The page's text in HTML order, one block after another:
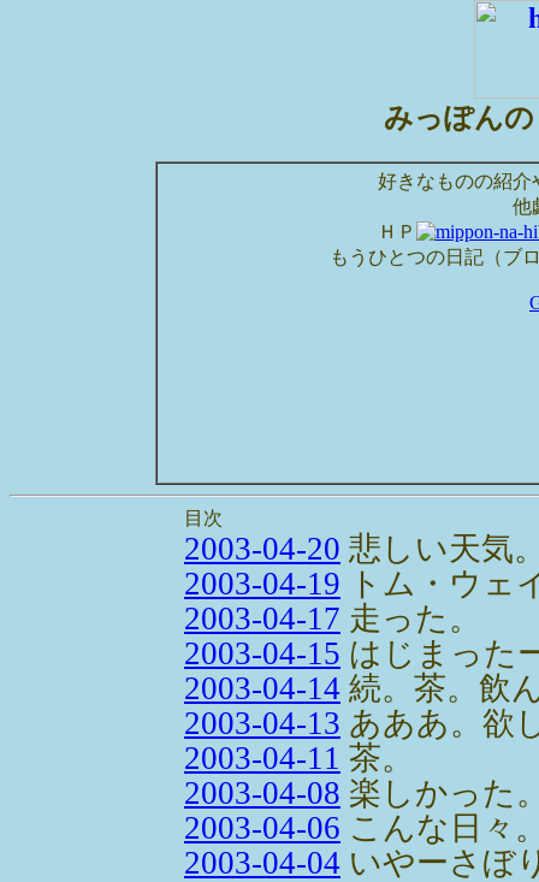
みっぽん
好きなものの紹介
他
ＨＰ
もうひとつの日記（ブ
目次
2003-04-20 悲しい天気
2003-04-19 トム・ウェ
2003-04-17 走った。
2003-04-15 はじまった
2003-04-14 続。茶。飲
2003-04-13 あああ。欲
2003-04-11 茶。
2003-04-08 楽しかった
2003-04-06 こんな日々
2003-04-04 いやーさぼ